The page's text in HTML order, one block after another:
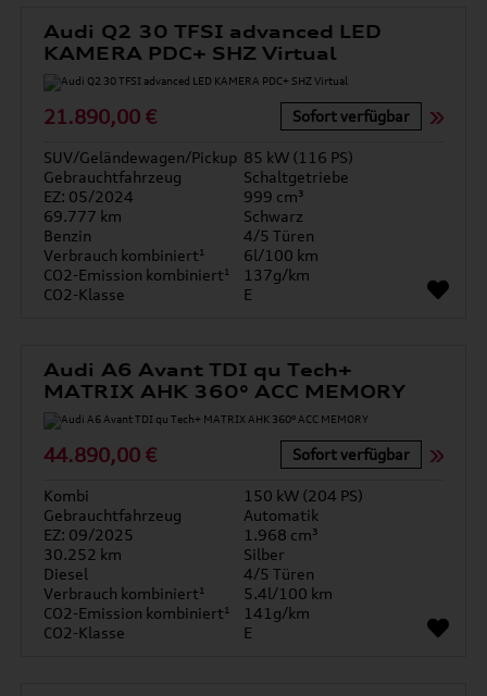
Audi Q2 30 TFSI advanced LED
KAMERA PDC+ SHZ Virtual
21.890,00 € Sofort verfügbar
SUV/Geländewagen/Pickup 85 kW (116 PS)
Gebrauchtfahrzeug
Schaltgetriebe
EZ: 05/2024
999 cm³
69.777 km
Schwarz
Benzin
4/5 Türen
Verbrauch kombiniert¹
6l/100 km
CO2-Emission kombiniert¹
137g/km
CO2-Klasse
E
Audi A6 Avant TDI qu Tech+
MATRIX AHK 360° ACC MEMORY
44.890,00 € Sofort verfügbar
Kombi
150 kW (204 PS)
Gebrauchtfahrzeug
Automatik
EZ: 09/2025
1.968 cm³
30.252 km
Silber
Diesel
4/5 Türen
Verbrauch kombiniert¹
5.4l/100 km
CO2-Emission kombiniert¹
141g/km
CO2-Klasse
E